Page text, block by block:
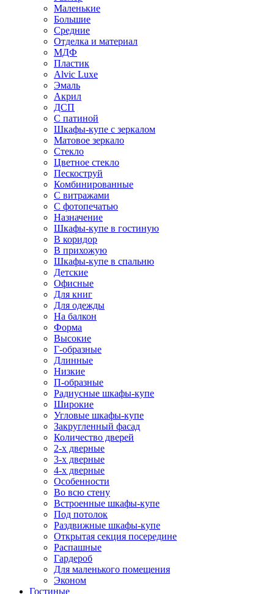
Маленькие
Большие
Средние
Отделка и материал
МДФ
Пластик
Alvic Luxe
Эмаль
Акрил
ДСП
С патиной
Шкафы-купе с зеркалом
Матовое зеркало
Стекло
Цветное стекло
Пескоструй
Комбинированные
С витражами
С фотопечатью
Назначение
Шкафы-купе в гостиную
В коридор
В прихожую
Шкафы-купе в спальню
Детские
Офисные
Для книг
Для одежды
На балкон
Форма
Высокие
Г-образные
Длинные
Низкие
П-образные
Радиусные шкафы-купе
Широкие
Угловые шкафы-купе
Закругленный фасад
Количество дверей
2-х дверные
3-х дверные
4-х дверные
Особенности
Во всю стену
Встроенные шкафы-купе
Под потолок
Раздвижные шкафы-купе
Открытая секция посередине
Распашные
Гардероб
Для маленького помещения
Эконом
Гостиные